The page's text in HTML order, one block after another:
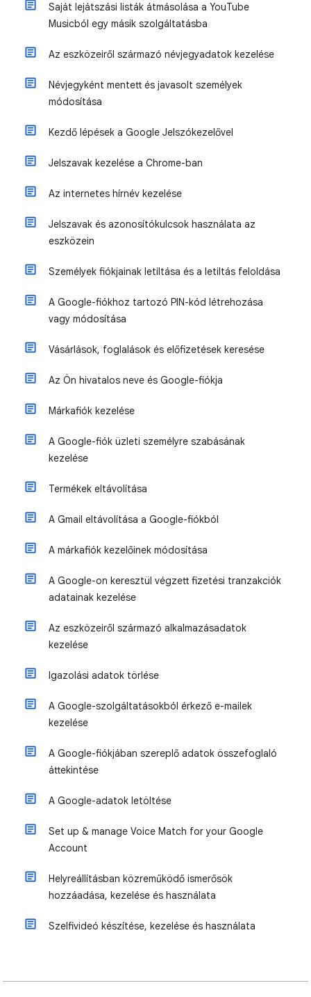
Saját lejátszási listák átmásolása a YouTube
Musicból egy másik szolgáltatásba
Az eszközeiről származó névjegyadatok kezelése
Névjegyként mentett és javasolt személyek
módosítása
Kezdő lépések a Google Jelszókezelővel
Jelszavak kezelése a Chrome-ban
Az internetes hírnév kezelése
Jelszavak és azonosítókulcsok használata az
eszközein
Személyek fiókjainak letiltása és a letiltás feloldása
A Google-fiókhoz tartozó PIN-kód létrehozása
vagy módosítása
Vásárlások, foglalások és előfizetések keresése
Az Ön hivatalos neve és Google-fiókja
Márkafiók kezelése
A Google-fiók üzleti személyre szabásának
kezelése
Termékek eltávolítása
A Gmail eltávolítása a Google-fiókból
A márkafiók kezelőinek módosítása
A Google-on keresztül végzett fizetési tranzakciók
adatainak kezelése
Az eszközeiről származó alkalmazásadatok
kezelése
Igazolási adatok törlése
A Google-szolgáltatásokból érkező e-mailek
kezelése
A Google-fiókjában szereplő adatok összefoglaló
áttekintése
A Google-adatok letöltése
Set up & manage Voice Match for your Google
Account
Helyreállításban közreműködő ismerősök
hozzáadása, kezelése és használata
Szelfivideó készítése, kezelése és használata